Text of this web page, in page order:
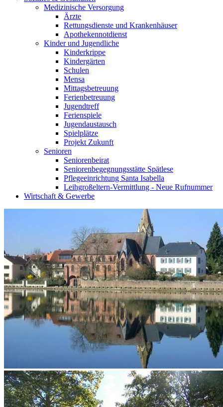
Medizinische Versorgung
Ärzte
Rettungsdienste und Krankenhäuser
Apothekennotdienst
Kinder und Jugendliche
Kinderkrippe
Kindergärten
Schulen
Mensa
Mittagsbetreuung
Ferienbetreuung
Jugendtreff
Ferienspiele
Jugendaustausch
Spielplätze
Projekt Zukunft
Senioren
Seniorenbeirat
Seniorenbegegnungsstätte Spätlese
Pflegeeinrichtung Santa Isabella
Leihgroßeltern-Vermittlung - Neue Rufnummer
Wirtschaft & Gewerbe